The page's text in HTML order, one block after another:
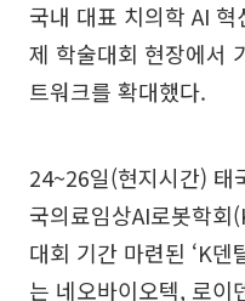
국내 대표 치의학 AI
제 학술대회 현장에서
트워크를 확대했다.
24~26일(현지시간) 태
국의료임상AI로봇학회
대회 기간 마련된 ‘K
는 네오바이오텍, 로이